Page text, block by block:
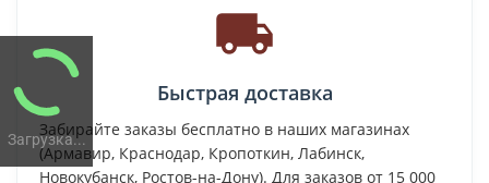
Загрузка...
Быстрая доставка
Забирайте заказы бесплатно в наших магазинах
(Армавир, Краснодар, Кропоткин, Лабинск,
Новокубанск, Ростов-на-Дону). Для заказов от 15 000